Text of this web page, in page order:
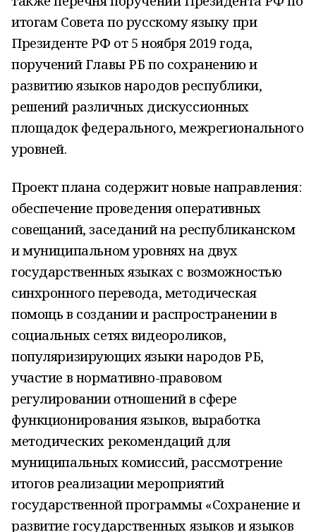
итогам Совета по русскому языку при
Президенте РФ от 5 ноября 2019 года,
поручений Главы РБ по сохранению и
развитию языков народов республики,
решений различных дискуссионных
площадок федерального, межрегионального
уровней.
Проект плана содержит новые направления:
обеспечение проведения оперативных
совещаний, заседаний на республиканском
и муниципальном уровнях на двух
государственных языках с возможностью
синхронного перевода, методическая
помощь в создании и распространении в
социальных сетях видеороликов,
популяризирующих языки народов РБ,
участие в нормативно-правовом
регулировании отношений в сфере
функционирования языков, выработка
методических рекомендаций для
муниципальных комиссий, рассмотрение
итогов реализации мероприятий
государственной программы «Сохранение и
развитие государственных языков и языков